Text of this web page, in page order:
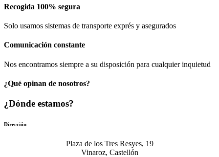
Recogida 100% segura​
Solo usamos sistemas de transporte exprés y asegurados
Comunicación​ constante
Nos encontramos siempre a su disposición para cualquier inquietud
¿Qué opinan de nosotros?
¿Dónde estamos?
Dirección
Plaza de los Tres Resyes, 19
Vinaroz, Castellón